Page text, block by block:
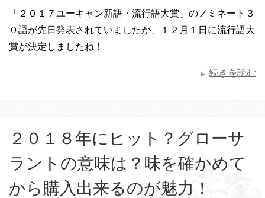
「２０１７ユーキャン新語・流行語大賞」のノミネート３
０語が先日発表されていましたが、１２月１日に流行語大
賞が決定しましたね！
続きを読む
２０１８年にヒット？グローサ
ラントの意味は？味を確かめて
から購入出来るのが魅力！